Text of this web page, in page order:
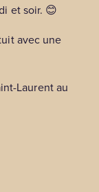
et soir. 😊
avec une